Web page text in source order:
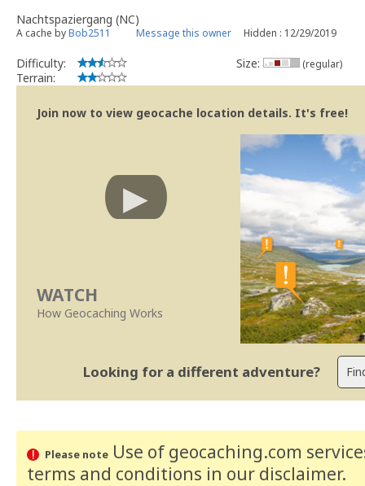
Nachtspaziergang (NC)
A cache byBob2511 Message this owner Hidden : 12/29/2019
Difficulty:
Terrain:
Size: (regular)
Join now to view geocache location details. It's free!
WATCH
How Geocaching Works
Looking for a different adventure?
Please noteUse of geocaching.com
terms and conditions in our disclaimer.